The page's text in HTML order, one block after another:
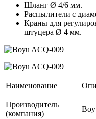
Шланг Ø 4/6 мм.
Распылители с
Краны для
штуцера Ø 4 мм.
Наименование
Производитель
(компания)